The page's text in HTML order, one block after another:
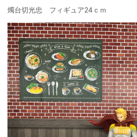
燭台切光忠 フィギュア24ｃｍ